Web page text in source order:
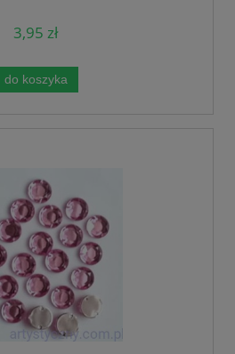
3,95 zł
do koszyka